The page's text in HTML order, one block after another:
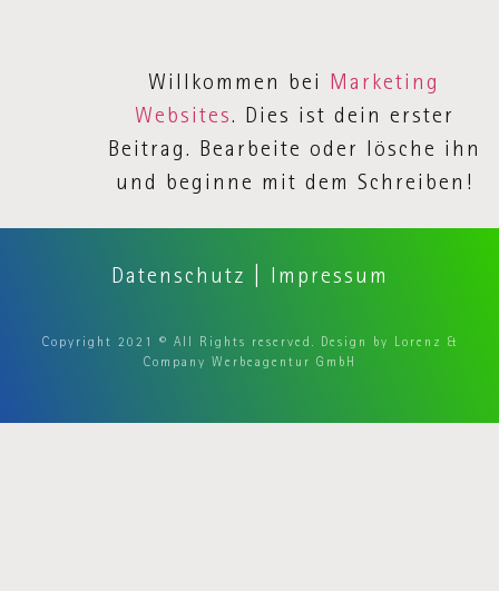
Willkommen bei Marketing
Websites. Dies ist dein erster
Beitrag. Bearbeite oder lösche ihn
und beginne mit dem Schreiben!
Datenschutz Impressum
Copyright 2021 © All Rights reserved. Design by Lorenz &
Company Werbeagentur GmbH